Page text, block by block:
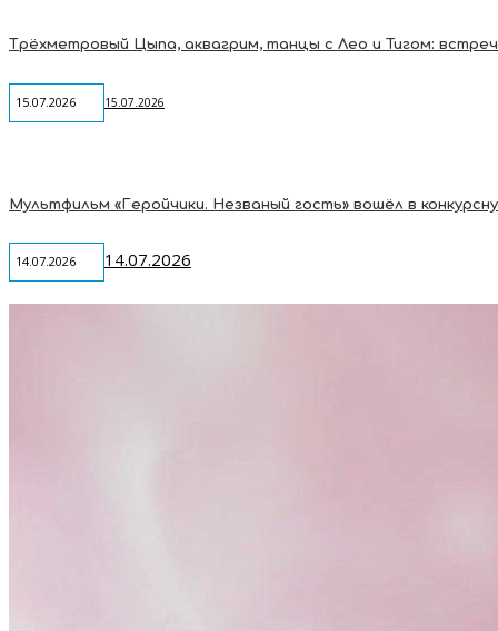
15.07.2026 15.07.2026
Мультфильм «Геройчики. Незваный гость» вошёл в
14.07.2026 14.07.2026